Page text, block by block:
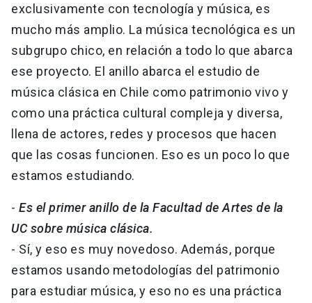
exclusivamente con tecnología y música, es
mucho más amplio. La música tecnológica es un
subgrupo chico, en relación a todo lo que abarca
ese proyecto. El anillo abarca el estudio de
música clásica en Chile como patrimonio vivo y
como una práctica cultural compleja y diversa,
llena de actores, redes y procesos que hacen
que las cosas funcionen. Eso es un poco lo que
estamos estudiando.
- Es el primer anillo de la Facultad de Artes de la
UC sobre música clásica.
- Sí, y eso es muy novedoso. Además, porque
estamos usando metodologías del patrimonio
para estudiar música, y eso no es una práctica